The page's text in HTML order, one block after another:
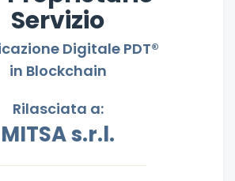
Servizio
Digitale PDT®
in Blockchain
Rilasciata a:
MITSA s.r.l.